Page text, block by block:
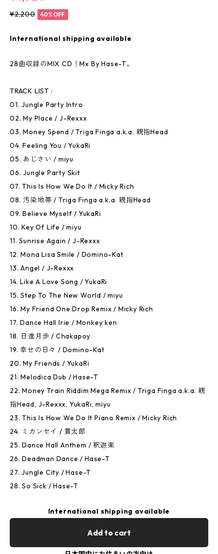
¥2,200 40%OFF
International shipping available
28曲収録のMIX CD！Mx By Hase-T。
TRACK LIST :
01. Jungle Party Intro
02. My Place / J-Rexxx
03. Money Spend / Triga Finga a.k.a. 親指Head
04. Feeling You / YukaRi
05. あじさい / miyu
06. Jungle Party Skit
07. This Is How We Do It / Micky Rich
08. 汚染地帯 / Triga Finga a.k.a. 親指Head
09. Believe Myself / YukaRi
10. Key Of Life / miyu
11. Sunrise Again / J-Rexxx
12. Mona Lisa Smile / Domino-Kat
13. Angel / J-Rexxx
14. Like A Love Song / YukaRi
15. Step To The New World / miyu
16. My Friend One Drop Remix / Micky Rich
17. Dance Hall Irie / Monkey ken
18. 日進月歩 / Chakapoy
19. 幸せの日々 / Domino-Kat
20. My Friends / YukaRi
21. Melodica Dub / Hase-T
22. Money Train Riddim Mega Remix / Triga Finga a.k.a. 親
指Head, J-Rexxx, YukaRi, miyu
23. This Is How We Do It Piano Remix / Micky Rich
24. ミカンセイ / 貫太郎
25. Dance Hall Anthem / 釈迦楽
26. Deadman Dance / Hase-T
27. Jungle City / Hase-T
28. So Sick / Hase-T
International shipping available
Add to cart